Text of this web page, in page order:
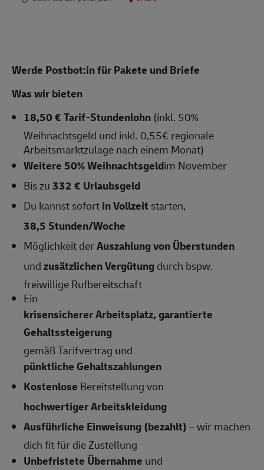
Werde Postbot:in für Pakete und Briefe
Was wir bieten
18,50 € Tarif-Stundenlohn (inkl. 50%
Weihnachtsgeld und inkl. 0,55€ regionale
Arbeitsmarktzulage nach einem Monat)
Weitere 50% Weihnachtsgeldim November
Bis zu332 € Urlaubsgeld
Du kannst sofortin Vollzeit starten,
38,5 Stunden/Woche
Möglichkeit derAuszahlung von Überstunden
undzusätzlichen Vergütungdurch bspw.
freiwillige Rufbereitschaft
Ein
krisensicherer Arbeitsplatz, garantierte
Gehaltssteigerung
gemäß Tarifvertrag und
pünktliche Gehaltszahlungen
Kostenlose Bereitstellung von
hochwertiger Arbeitskleidung
Ausführliche Einweisung (bezahlt)– wir machen
dich fit für die Zustellung
Unbefristete Übernahme und